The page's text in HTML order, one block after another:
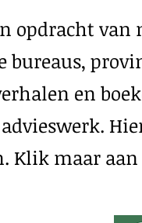
opdracht
en
Klik maar